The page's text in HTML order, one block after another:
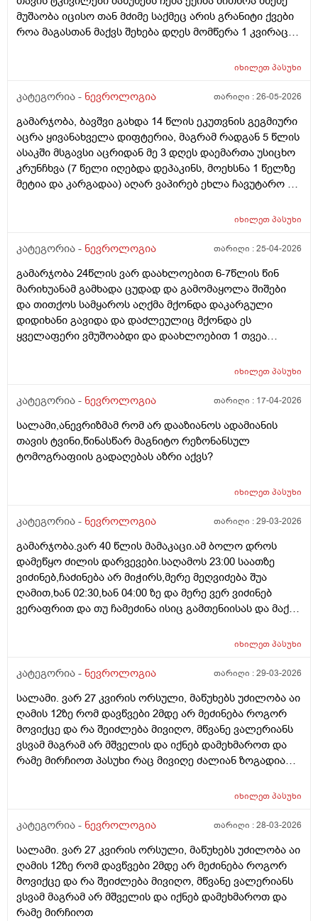
მუშაობა იცისო თან მძიმე საქმეც არის გრანიტი ქვები
როა მაგასთან მაქვს შეხება დღეს მომწერა 1 კვირაც
გადამივლის? სხვა სიპტომები არმაქვს მხოლოდ
დასვენება კი მქონდა მარა ბოლომდის არგდამიარა
მიჭერს და ძირითადად უფრო თავის შუა და წინა
მხარეს მტკივა თქვენ რას იტყვით რა არის მიზეზი
იხილეთპასუხი
კატეგორია - ნევროლოგია თარიღი :26-05-2026
გამარჯობა, ბავშვი გახდა 14 წლის ეკუთვნის გეგმიური
აცრა ყივანახველა დიფტერია, მაგრამ რადგან 5 წლის
ასაკში მსგავსი აცრიდან მე 3 დღეს დაემართა უსიცხო
კრუნჩხვა (7 წელი იღებდა დეპაკინს, მოეხსნა 1 წელზე
მეტია და კარგადაა) აღარ ვაპირებ ეხლა ჩავუტარო ეს
არაა პრობლემაო მაგრამ მაინც ვშიშობ. Თუ საჭირო
იხილეთპასუხი
კატეგორია - ნევროლოგია თარიღი :25-04-2026
გამარჯობა 24წლის ვარ დაახლოებით 6-7წლის წინ
მარიხუანამ გამხადა ცუდად და გამომაყოლა შიშები
და თითქოს სამყაროს აღქმა მქონდა დაკარგული
დიდიხანი გავიდა და დაძლეულიც მქონდა ეს
ყველაფერი ვმუშოაბდი და დაახლოებით 1 თვეა
თითქოს სამყაროს აღქმა მაქვს დაკარგული ხმაურშიც
ყველაფერი თითქოს გიჟდები, ექიმთანახ ვიყავი
სამყაროს აღქმა მაინც ისევ ისეა იქნებ რჩევა მომცეთ
ან ხოარ გამძაფრდება უფრო მადლობა წინასწარ
იხილეთპასუხი
კატეგორია - ნევროლოგია თარიღი : 17-04-2026
სალამი,ანევრიზმამ რომ არ დააზიანოს ადამიანის
თავის ტვინი,წინასწარ მაგნიტო რეზონანსულ
ტომოგრაფიის გადაღებას აზრი აქვს?
იხილეთპასუხი
კატეგორია - ნევროლოგია თარიღი :29-03-2026
გამარჯობა.ვარ 40 წლის მამაკაცი.ამ ბოლო დროს
დამეწყო ძილის დარვევები.საღამოს 23:00 საათზე
ვიძინებ,ჩაძინება არ მიჭირს,მერე მეღვიძება შუა
ღამით,ხან 02:30,ხან 04:00 ზე და მერე ვერ ვიძინებ
ვერაფრით და თუ ჩამეძინა ისიც გამთენიისას და მაქვს
მელატონინის მიღება 3 მგ ამივლაბი. მომცა კარგი
ზე.მივიღე 10 დღე და შემდეგ მე-11 დღეს გამოვტოვე
და 1 დღე გამოვტოვე და ისევ დამერღვა ძილის
რეჟიმი. რამდენი დღე შეიძლება მელატონინის მიღება
უწყვეტად? ან დოზა ხომ არ შევამცირო ნახევარი
ტაბლეტი რომ დავლიო.არ მინდა მთლად ამ
ტაბლეტებს მივეჩვიო.რას მირჩევთ?
იხილეთპასუხი
კატეგორია - ნევროლოგია თარიღი :29-03-2026
სალამი. ვარ 27 კვირის ორსული, მაწუხებს უძილობა აი
ღამის 12ზე რომ დავწვები 2მდე არ მეძინება როგორ
მოვიქცე და რა შეიძლება მივიღო, მწვანე ვალერიანს
ვსვამ მაგრამ არ მშველის და იქნებ დამეხმაროთ და
რამე მირჩიოთ პასუხი რაც მივიღე ძალიან ზოგადია
ვაკეთებ კიდეც სხვა რამე მირჩიეთ როგორ
მარტივად!!! არმინდა ზოგადი რაღაცეები რაც ისედაც
იხილეთპასუხი
კატეგორია - ნევროლოგია თარიღი :28-03-2026
სალამი. ვარ 27 კვირის ორსული, მაწუხებს უძილობა აი
ღამის 12ზე რომ დავწვები 2მდე არ მეძინება როგორ
მოვიქცე და რა შეიძლება მივიღო, მწვანე ვალერიანს
ვსვამ მაგრამ არ მშველის და იქნებ დამეხმაროთ და
რამე მირჩიოთ